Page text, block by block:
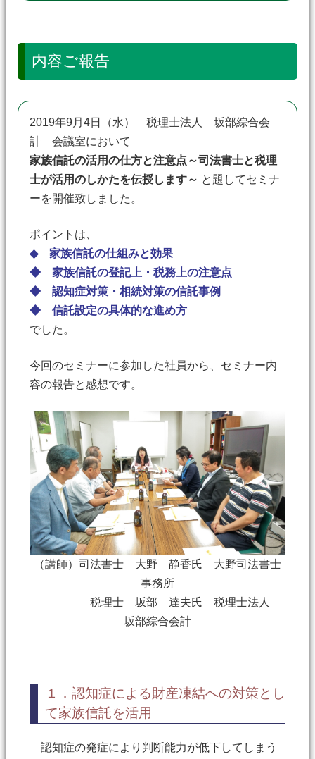
内容ご報告
2019年9月4日（水） 税理士法人 坂部綜合会
計 会議室において
家族信託の活用の仕方と注意点～司法書士と税理
士が活用のしかたを伝授します～ と題してセミナ
ーを開催致しました。
ポイントは、
◆ 家族信託の仕組みと効果
◆ 家族信託の登記上・税務上の注意点
◆ 認知症対策・相続対策の信託事例
◆ 信託設定の具体的な進め方
でした。
今回のセミナーに参加した社員から、セミナー内
容の報告と感想です。
（講師）司法書士 大野 静香氏 大野司法書士
事務所
税理士 坂部 達夫氏 税理士法人
坂部綜合会計
１．認知症による財産凍結への対策とし
て家族信託を活用
認知症の発症により判断能力が低下してしまう